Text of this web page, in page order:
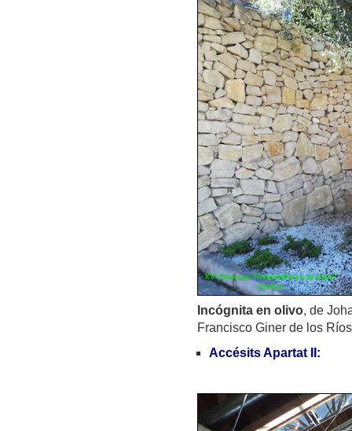
Incógnita en olivo, de
Francisco Giner de los
Accésits Apartat II: